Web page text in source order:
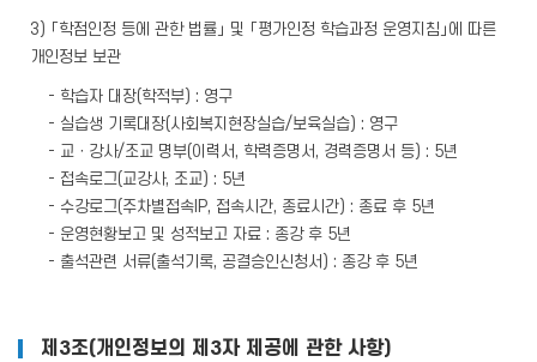
3) 「학점인정 등에 관한 법률」 및 「평가인정 학습과정 운영지침」에 따른
개인정보 보관
- 학습자 대장(학적부) : 영구
- 실습생 기록대장(사회복지현장실습/보육실습) : 영구
- 교ㆍ강사/조교 명부(이력서, 학력증명서, 경력증명서 등) : 5년
- 접속로그(교강사, 조교) : 5년
- 수강로그(주차별접속IP, 접속시간, 종료시간) : 종료 후 5년
- 운영현황보고 및 성적보고 자료 : 종강 후 5년
- 출석관련 서류(출석기록, 공결승인신청서) : 종강 후 5년
제3조(개인정보의 제3자 제공에 관한 사항)